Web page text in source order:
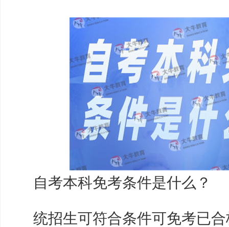
自考本科免考条件是什么 ？
统招生可符合条件可免考已